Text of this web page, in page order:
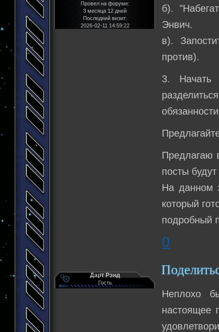
Провел на форуме:
3 месяца 12 дней
Последний визит:
2026-02-11 14:59:22
б).
Энвич.
в).
против).
3. Начать
Предлагаю
посты
На данном
который
подробный
0
Дарт Рэнд
Гость
Неплохо
настоящее